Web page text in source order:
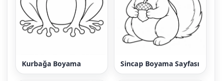
Kurbağa Boyama Sincap Boyama Sayfası